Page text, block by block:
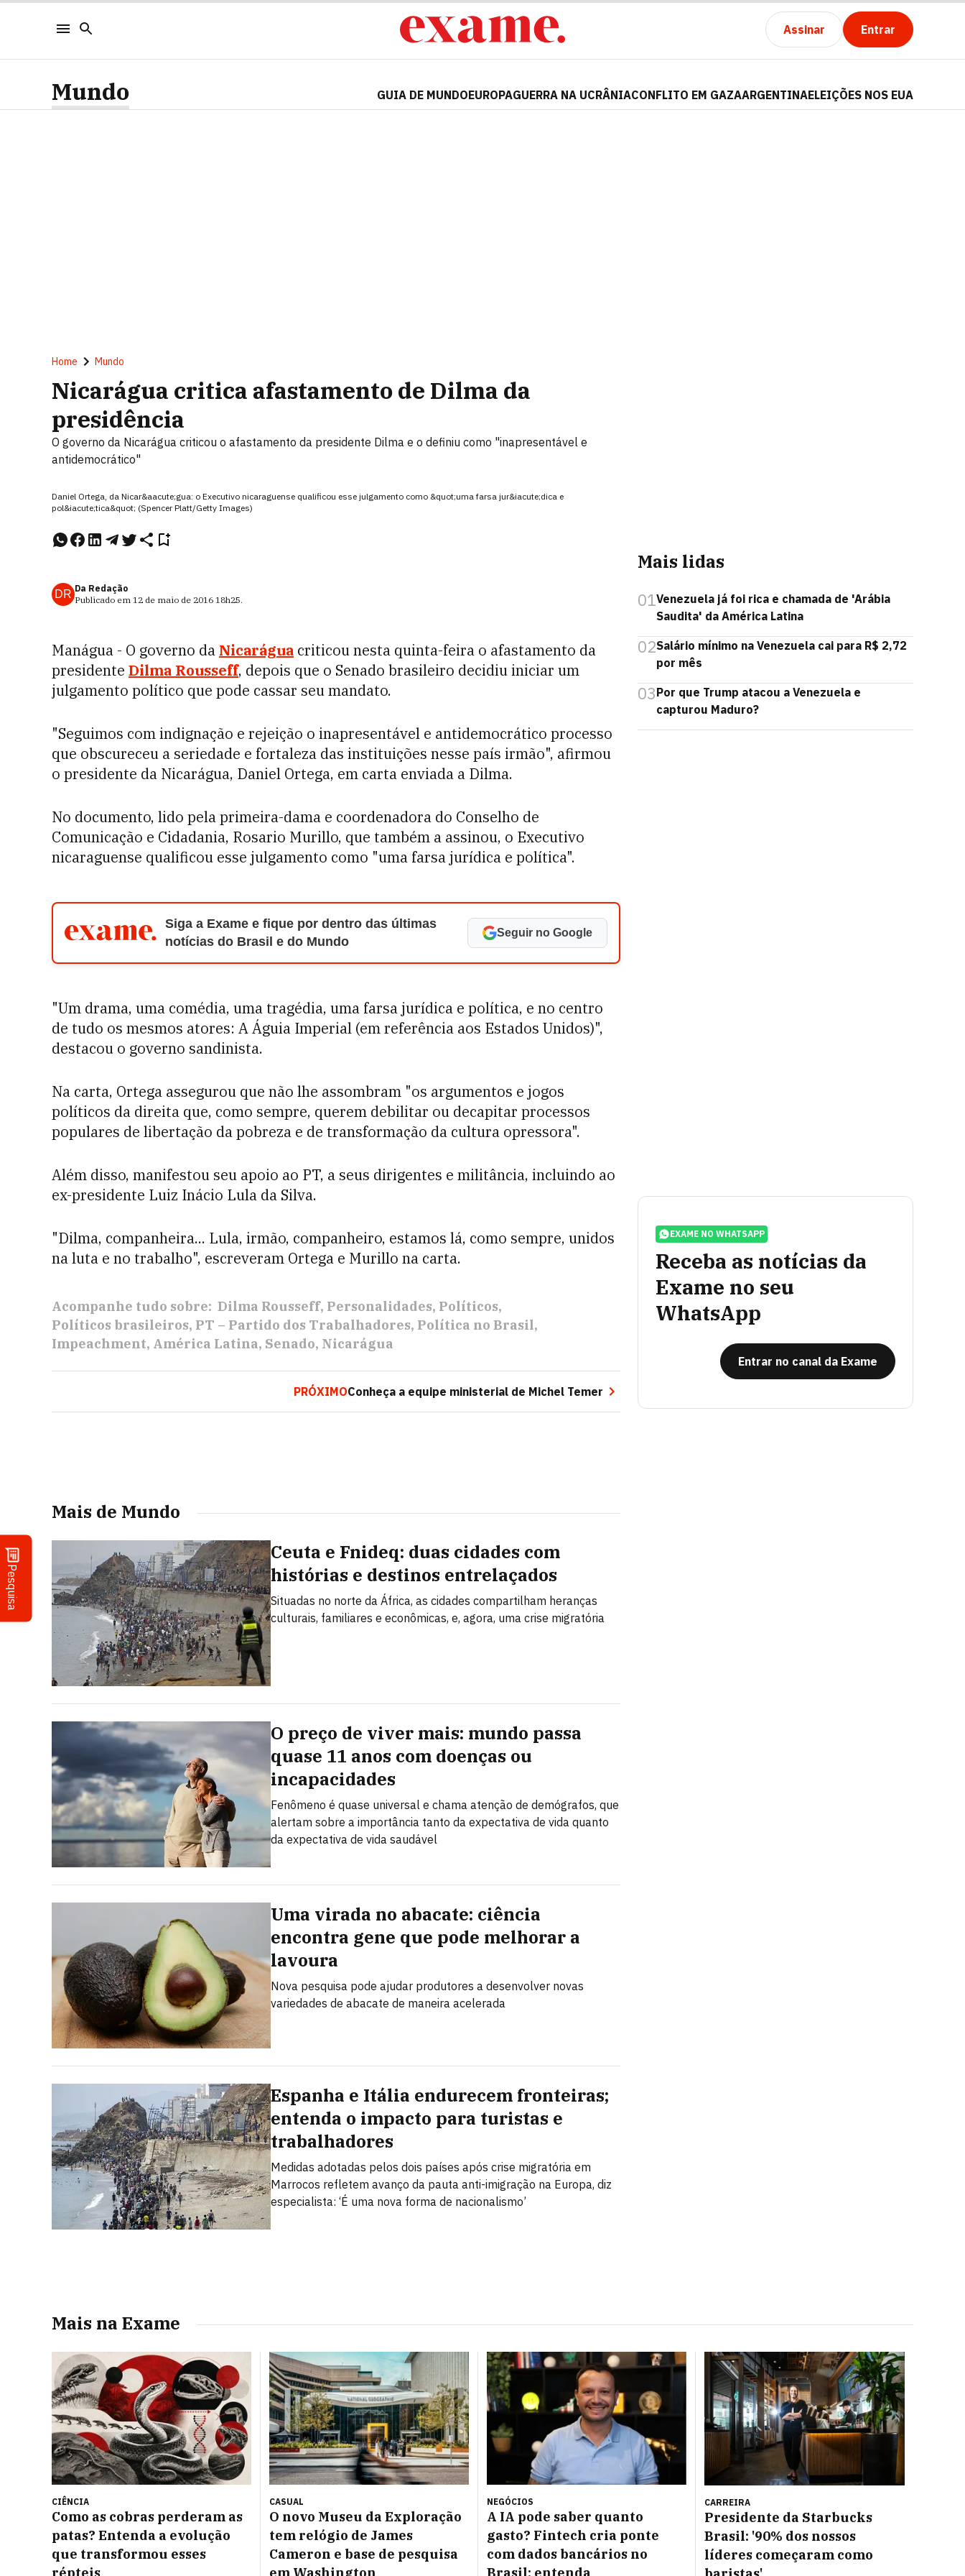
Assinar Entrar
Pesquisa
Mundo GUIA DE MUNDOEUROPAGUERRA NA UCRÂNIACONFLITO EM GAZAARGENTINAELEIÇÕES NOS EUA
Home Mundo
Nicarágua critica afastamento de Dilma da
presidência
O governo da Nicarágua criticou o afastamento da presidente Dilma e o definiu como "inapresentável e
antidemocrático"
Daniel Ortega, da Nicar&aacute;gua: o Executivo nicaraguense qualificou esse julgamento como &quot;uma farsa jur&iacute;dica e
pol&iacute;tica&quot; (Spencer Platt/Getty Images)
DR Da Redação
Publicado em 12 de maio de 2016 18h25.
Manágua - O governo da Nicarágua criticou nesta quinta-feira o afastamento da
presidente Dilma Rousseff, depois que o Senado brasileiro decidiu iniciar um
julgamento político que pode cassar seu mandato.
"Seguimos com indignação e rejeição o inapresentável e antidemocrático processo
que obscureceu a seriedade e fortaleza das instituições nesse país irmão", afirmou
o presidente da Nicarágua, Daniel Ortega, em carta enviada a Dilma.
No documento, lido pela primeira-dama e coordenadora do Conselho de
Comunicação e Cidadania, Rosario Murillo, que também a assinou, o Executivo
nicaraguense qualificou esse julgamento como "uma farsa jurídica e política".
Siga a Exame e fique por dentro das últimas
notícias do Brasil e do Mundo
Seguir no Google
"Um drama, uma comédia, uma tragédia, uma farsa jurídica e política, e no centro
de tudo os mesmos atores: A Águia Imperial (em referência aos Estados Unidos)",
destacou o governo sandinista.
Na carta, Ortega assegurou que não lhe assombram "os argumentos e jogos
políticos da direita que, como sempre, querem debilitar ou decapitar processos
populares de libertação da pobreza e de transformação da cultura opressora".
Além disso, manifestou seu apoio ao PT, a seus dirigentes e militância, incluindo ao
ex-presidente Luiz Inácio Lula da Silva.
"Dilma, companheira... Lula, irmão, companheiro, estamos lá, como sempre, unidos
na luta e no trabalho", escreveram Ortega e Murillo na carta.
Acompanhe tudo sobre: Dilma Rousseff Personalidades Políticos
Políticos brasileiros PT – Partido dos Trabalhadores Política no Brasil
Impeachment América Latina Senado Nicarágua
PRÓXIMOConheça a equipe ministerial de Michel Temer
Mais de Mundo
Ceuta e Fnideq: duas cidades com
histórias e destinos entrelaçados
Situadas no norte da África, as cidades compartilham heranças
culturais, familiares e econômicas, e, agora, uma crise migratória
O preço de viver mais: mundo passa
quase 11 anos com doenças ou
incapacidades
Fenômeno é quase universal e chama atenção de demógrafos, que
alertam sobre a importância tanto da expectativa de vida quanto
da expectativa de vida saudável
Uma virada no abacate: ciência
encontra gene que pode melhorar a
lavoura
Nova pesquisa pode ajudar produtores a desenvolver novas
variedades de abacate de maneira acelerada
Espanha e Itália endurecem fronteiras;
entenda o impacto para turistas e
trabalhadores
Medidas adotadas pelos dois países após crise migratória em
Marrocos refletem avanço da pauta anti-imigração na Europa, diz
especialista: ‘É uma nova forma de nacionalismo’
Mais lidas
01Venezuela já foi rica e chamada de 'Arábia
Saudita' da América Latina
02Salário mínimo na Venezuela cai para R$ 2,72
por mês
03Por que Trump atacou a Venezuela e
capturou Maduro?
EXAME NO WHATSAPP
Receba as notícias da
Exame no seu
WhatsApp
Entrar no canal da Exame
Mais na Exame
CIÊNCIA
Como as cobras perderam as
patas? Entenda a evolução
que transformou esses
CASUAL
O novo Museu da Exploração
tem relógio de James
Cameron e base de pesquisa
NEGÓCIOS
A IA pode saber quanto
gasto? Fintech cria ponte
com dados bancários no
CARREIRA
Presidente da Starbucks
Brasil: '90% dos nossos
líderes começaram como